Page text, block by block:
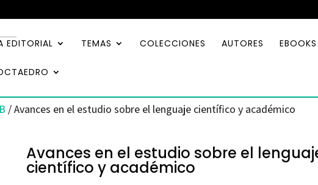
EDITORIAL TEMAS COLECCIONES AUTORES EBOOKS
/ Avances en el estudio sobre el lenguaje científico y académico
Avances en el estudio sobre el
científico y académico